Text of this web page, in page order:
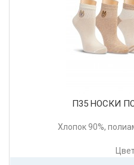
П35 НОСКИ
Хлопок 90%,